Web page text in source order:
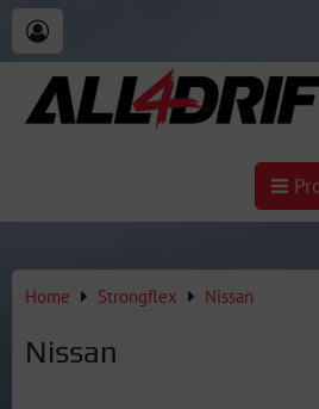
Home Strongflex Nissan
Nissan